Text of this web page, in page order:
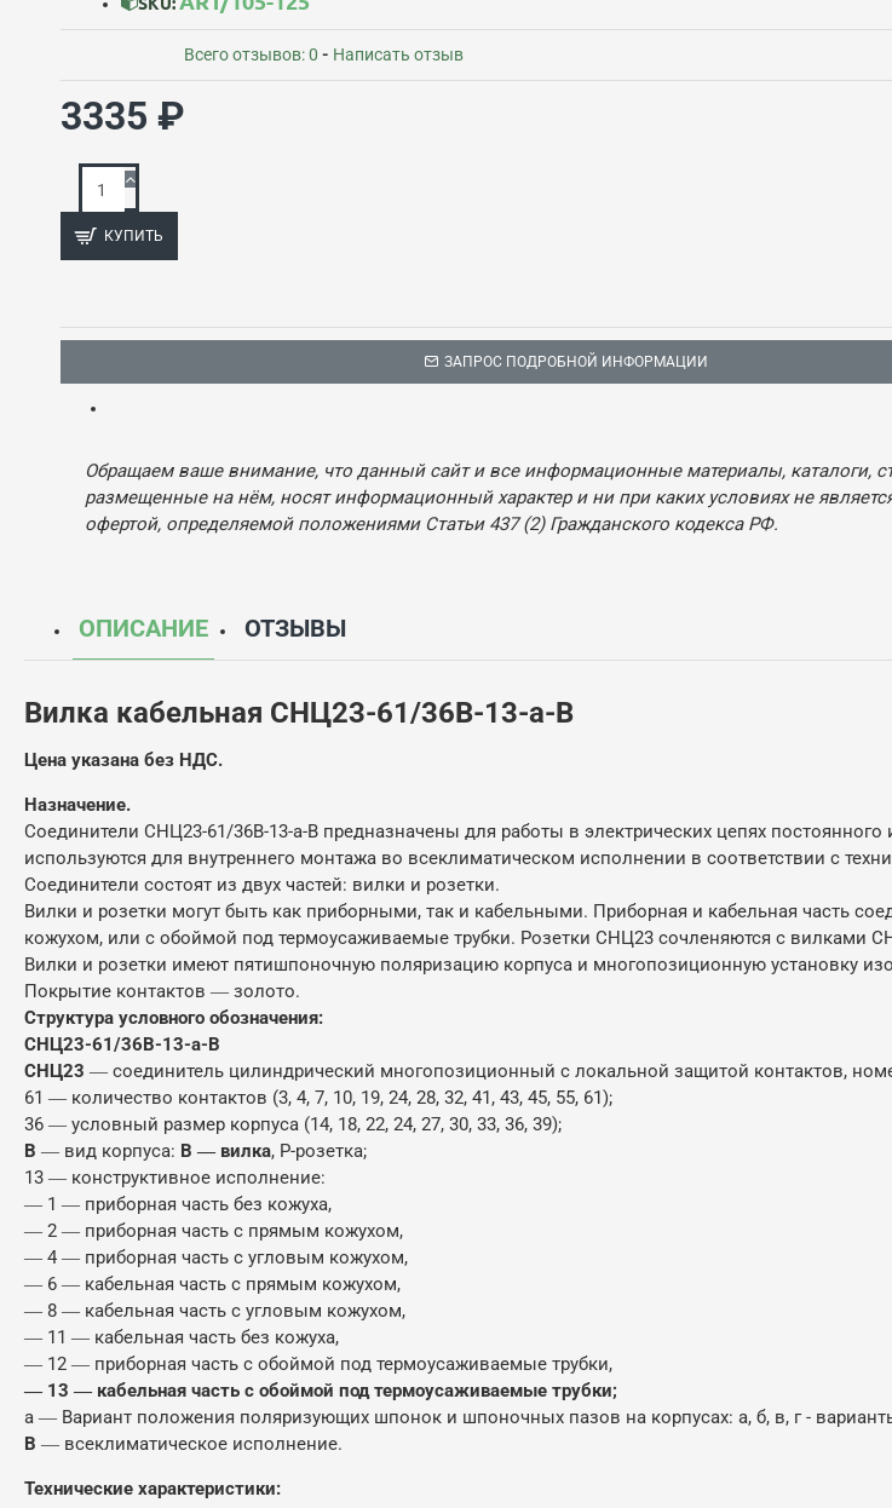
Всего отзывов: 0 - Написать отзыв
3335 ₽
КУПИТЬ
ЗАПРОС ПОДРОБНОЙ ИНФОРМАЦИИ
Обращаем ваше внимание, что данный сайт и все информационные материалы, каталоги,
размещенные на нём, носят информационный характер и ни при каких условиях не
офертой, определяемой положениями Статьи 437 (2) Гражданского кодекса РФ.
ОПИСАНИЕ ОТЗЫВЫ
Вилка кабельная СНЦ23-61/36В-13-а-В
Цена указана без НДС.
Назначение.
Соединители СНЦ23-61/36В-13-а-В предназначены для работы в электрических цепях
используются для внутреннего монтажа во всеклиматическом исполнении в соответствии с
Соединители состоят из двух частей: вилки и розетки.
Вилки и розетки могут быть как приборными, так и кабельными. Приборная и кабельная часть
кожухом, или с обоймой под термоусаживаемые трубки. Розетки СНЦ23 сочленяются с вилками
Вилки и розетки имеют пятишпоночную поляризацию корпуса и многопозиционную установку
Покрытие контактов ― золото.
Структура условного обозначения:
СНЦ23-61/36В-13-а-В
СНЦ23 ― соединитель цилиндрический многопозиционный с локальной защитой контактов,
61 ― количество контактов (3, 4, 7, 10, 19, 24, 28, 32, 41, 43, 45, 55, 61);
36 ― условный размер корпуса (14, 18, 22, 24, 27, 30, 33, 36, 39);
В ― вид корпуса: В ― вилка, Р-розетка;
13 ― конструктивное исполнение:
― 1 ― приборная часть без кожуха,
― 2 ― приборная часть с прямым кожухом,
― 4 ― приборная часть с угловым кожухом,
― 6 ― кабельная часть с прямым кожухом,
― 8 ― кабельная часть с угловым кожухом,
― 11 ― кабельная часть без кожуха,
― 12 ― приборная часть с обоймой под термоусаживаемые трубки,
― 13 ― кабельная часть с обоймой под термоусаживаемые трубки;
а ― Вариант положения поляризующих шпонок и шпоночных пазов на корпусах: а, б, в, г -
В ― всеклиматическое исполнение.
Технические характеристики: